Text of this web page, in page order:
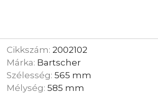
Cikkszám: 2002102
Márka: Bartscher
Szélesség:565 mm
Mélység:585 mm